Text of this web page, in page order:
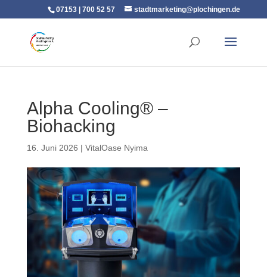
07153 | 700 52 57 stadtmarketing@plochingen.de
Alpha Cooling® –
Biohacking
16. Juni 2026 | VitalOase Nyima